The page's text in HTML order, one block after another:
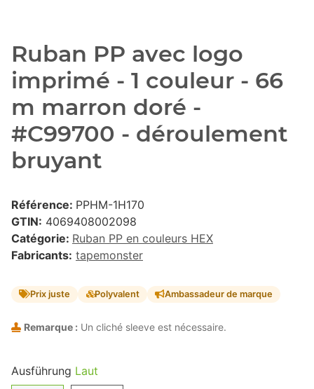
Ruban PP avec logo
imprimé - 1 couleur - 66
m marron doré -
#C99700 - déroulement
bruyant
Référence: PPHM-1H170
GTIN: 4069408002098
Catégorie: Ruban PP en couleurs HEX
Fabricants: tapemonster
Prix juste Polyvalent Ambassadeur de marque
Remarque : Un cliché sleeve est nécessaire.
Ausführung Laut